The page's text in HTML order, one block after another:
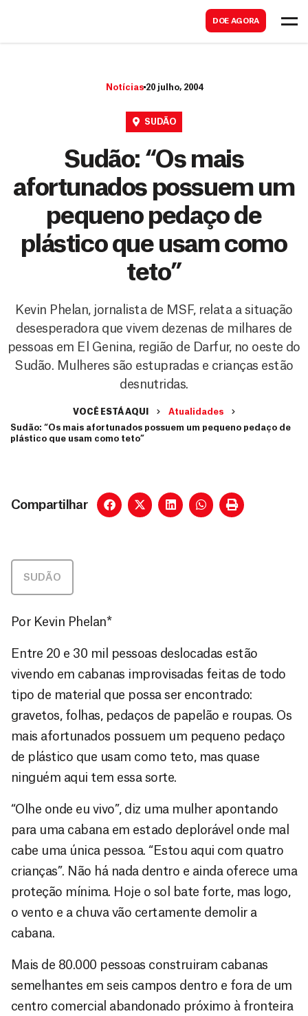
DOE AGORA
r
Notícias 20 julho, 2004
SUDÃO
Sudão: “Os mais
afortunados possuem um
pequeno pedaço de
plástico que usam como
teto”
Kevin Phelan, jornalista de MSF, relata a situação
desesperadora que vivem dezenas de milhares de
pessoas em El Genina, região de Darfur, no oeste do
Sudão. Mulheres são estupradas e crianças estão
desnutridas.
VOCÊ ESTÁ AQUI
Atualidades
Sudão: “Os mais afortunados possuem um pequeno pedaço de
plástico que usam como teto”
Compartilhar
SUDÃO
Por Kevin Phelan*
Entre 20 e 30 mil pessoas deslocadas estão
vivendo em cabanas improvisadas feitas de todo
tipo de material que possa ser encontrado:
gravetos, folhas, pedaços de papelão e roupas. Os
mais afortunados possuem um pequeno pedaço
de plástico que usam como teto, mas quase
ninguém aqui tem essa sorte.
“Olhe onde eu vivo”, diz uma mulher apontando
para uma cabana em estado deplorável onde mal
cabe uma única pessoa. “Estou aqui com quatro
crianças”. Não há nada dentro e ainda oferece uma
proteção mínima. Hoje o sol bate forte, mas logo,
o vento e a chuva vão certamente demolir a
cabana.
Mais de 80.000 pessoas construiram cabanas
semelhantes em seis campos dentro e fora de um
centro comercial abandonado próximo à fronteira
a
r